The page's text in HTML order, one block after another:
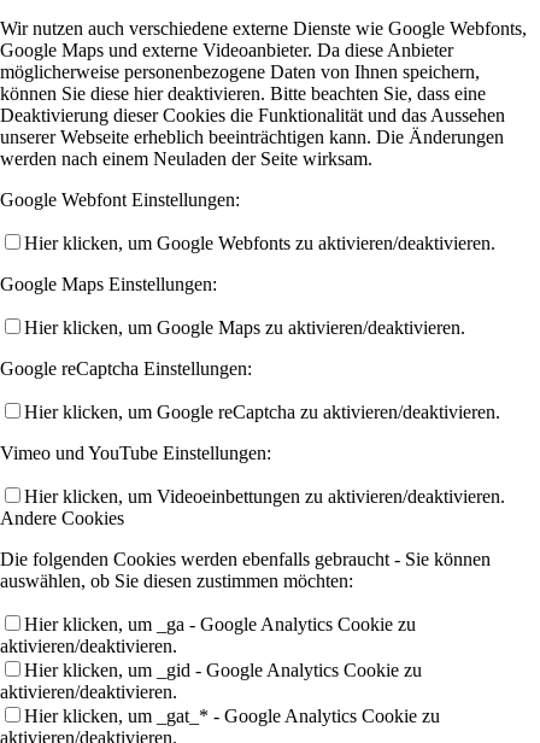
Wir nutzen auch verschiedene externe Dienste wie Google Webfonts,
Google Maps und externe Videoanbieter. Da diese Anbieter
möglicherweise personenbezogene Daten von Ihnen speichern,
können Sie diese hier deaktivieren. Bitte beachten Sie, dass eine
Deaktivierung dieser Cookies die Funktionalität und das Aussehen
unserer Webseite erheblich beeinträchtigen kann. Die Änderungen
werden nach einem Neuladen der Seite wirksam.
Google Webfont Einstellungen:
Hier klicken, um Google Webfonts zu aktivieren/deaktivieren.
Google Maps Einstellungen:
Hier klicken, um Google Maps zu aktivieren/deaktivieren.
Google reCaptcha Einstellungen:
Hier klicken, um Google reCaptcha zu aktivieren/deaktivieren.
Vimeo und YouTube Einstellungen:
Hier klicken, um Videoeinbettungen zu aktivieren/deaktivieren.
Andere Cookies
Die folgenden Cookies werden ebenfalls gebraucht - Sie können
auswählen, ob Sie diesen zustimmen möchten:
Hier klicken, um _ga - Google Analytics Cookie zu
aktivieren/deaktivieren.
Hier klicken, um _gid - Google Analytics Cookie zu
aktivieren/deaktivieren.
Hier klicken, um _gat_* - Google Analytics Cookie zu
aktivieren/deaktivieren.